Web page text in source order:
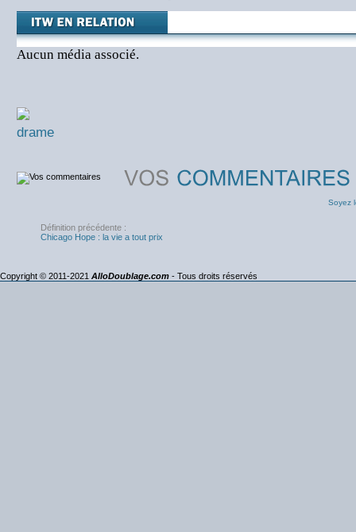
Aucun média associé.
drame
Soyez
Définition précédente :
Chicago Hope : la vie a tout prix
Copyright © 2011-2021 AlloDoublage.com - Tous droits réservés